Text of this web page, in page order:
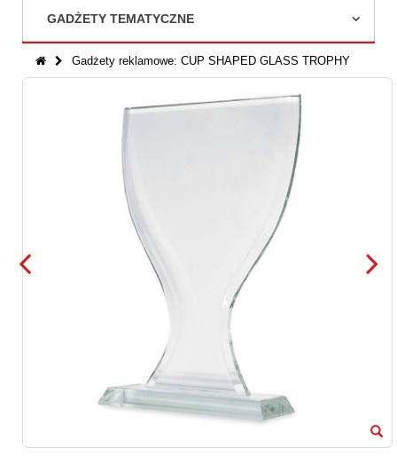
GADŻETY TEMATYCZNE
Gadżety reklamowe: CUP SHAPED GLASS TROPHY